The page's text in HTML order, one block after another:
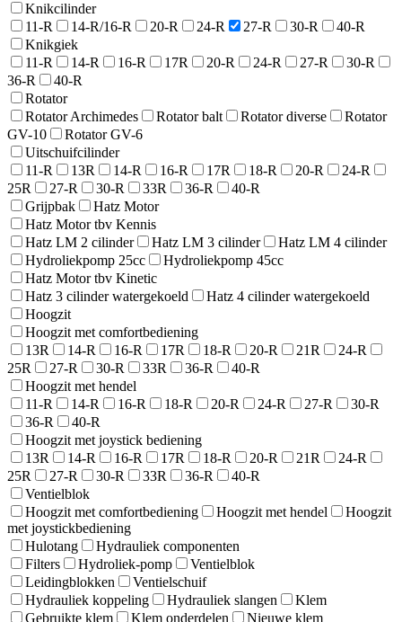
Knikcilinder
11-R
14-R/16-R 20-R 24-R 27-R 30-R
40-R
Knikgiek
11-R
14-R 16-R 17R 20-R 24-R 27-R
30-R
36-R
40-R
Rotator
Rotator Archimedes
Rotator balt Rotator diverse
Rotator
GV-10
Rotator GV-6
Uitschuifcilinder
11-R
13R 14-R 16-R 17R 18-R 20-R
24-R
25R
27-R 30-R 33R 36-R
40-R
Grijpbak
Hatz Motor
Hatz Motor tbv Kennis
Hatz LM 2 cilinder
Hatz LM 3 cilinder
Hatz LM 4 cilinder
Hydroliekpomp 25cc
Hydroliekpomp 45cc
Hatz Motor tbv Kinetic
Hatz 3 cilinder watergekoeld
Hatz 4 cilinder watergekoeld
Hoogzit
Hoogzit met comfortbediening
13R
14-R 16-R 17R 18-R 20-R 21R
24-R
25R
27-R 30-R 33R 36-R
40-R
Hoogzit met hendel
11-R
14-R 16-R 18-R 20-R 24-R 27-R
30-R
36-R
40-R
Hoogzit met joystick bediening
13R
14-R 16-R 17R 18-R 20-R 21R
24-R
25R
27-R 30-R 33R 36-R
40-R
Ventielblok
Hoogzit met comfortbediening
Hoogzit met hendel
Hoogzit
met joystickbediening
Hulotang
Hydrauliek componenten
Filters
Hydroliek-pomp
Ventielblok
Leidingblokken
Ventielschuif
Hydrauliek koppeling
Hydrauliek slangen
Klem
Gebruikte klem
Klem onderdelen Nieuwe klem